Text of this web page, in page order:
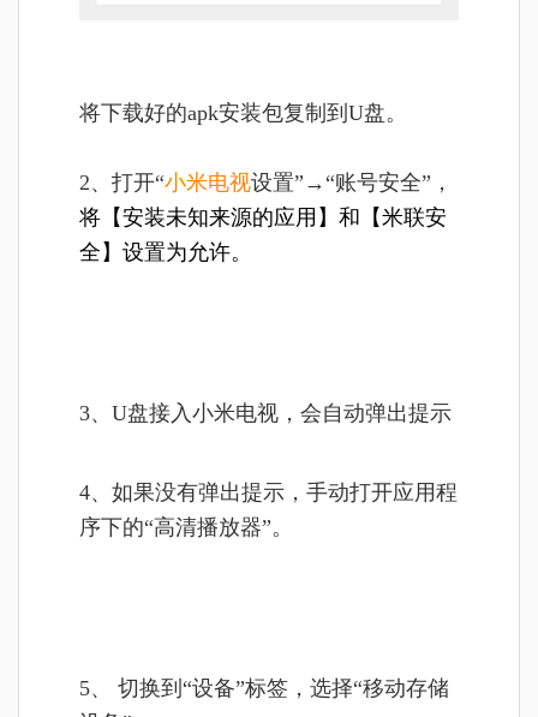
将下载好的apk安装包复制到U盘。
2、打开“小米电视设置”→“账号安全”，
将【安装未知来源的应用】和【米联安
全】设置为允许。
3、U盘接入小米电视，会自动弹出提示
4、如果没有弹出提示，手动打开应用程
序下的“高清播放器”。
5、 切换到“设备”标签，选择“移动存储